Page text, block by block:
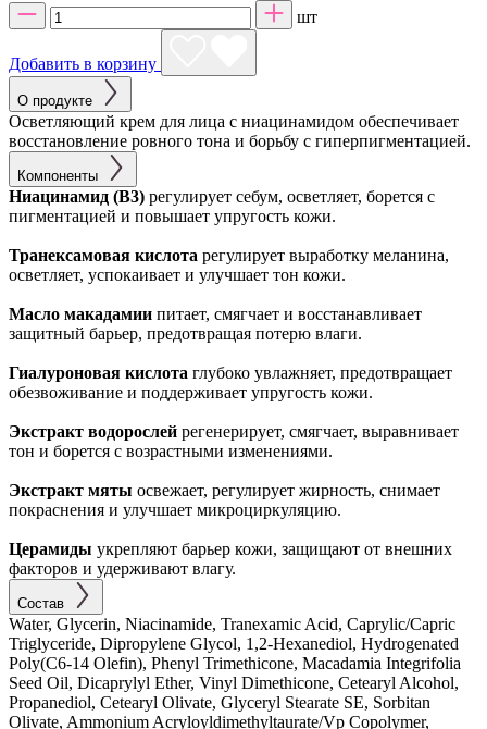
шт
Добавить в корзину
О продукте
Осветляющий крем для лица с ниацинамидом обеспечивает
восстановление ровного тона и борьбу с гиперпигментацией.
Компоненты
Ниацинамид (B3) регулирует себум, осветляет, борется с
пигментацией и повышает упругость кожи.
Транексамовая кислота регулирует выработку меланина,
осветляет, успокаивает и улучшает тон кожи.
Масло макадамии питает, смягчает и восстанавливает
защитный барьер, предотвращая потерю влаги.
Гиалуроновая кислота глубоко увлажняет, предотвращает
обезвоживание и поддерживает упругость кожи.
Экстракт водорослей регенерирует, смягчает, выравнивает
тон и борется с возрастными изменениями.
Экстракт мяты освежает, регулирует жирность, снимает
покраснения и улучшает микроциркуляцию.
Церамиды укрепляют барьер кожи, защищают от внешних
факторов и удерживают влагу.
Состав
Water, Glycerin, Niacinamide, Tranexamic Acid, Caprylic/Capric
Triglyceride, Dipropylene Glycol, 1,2-Hexanediol, Hydrogenated
Poly(C6-14 Olefin), Phenyl Trimethicone, Macadamia Integrifolia
Seed Oil, Dicaprylyl Ether, Vinyl Dimethicone, Cetearyl Alcohol,
Propanediol, Cetearyl Olivate, Glyceryl Stearate SE, Sorbitan
Olivate, Ammonium Acryloyldimethyltaurate/Vp Copolymer,